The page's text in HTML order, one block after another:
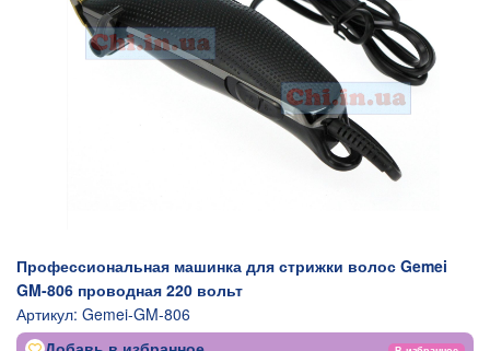
Профессиональная машинка для стрижки волос Gemei
GM-806 проводная 220 вольт
Артикул: Gemei-GM-806